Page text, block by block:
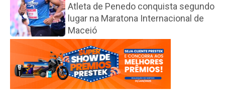
Atleta de Penedo conquista segundo
lugar na Maratona Internacional de
Maceió